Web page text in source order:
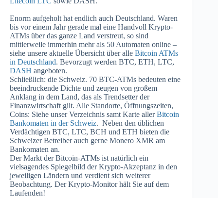
Enorm aufgeholt hat endlich auch Deutschland. Waren
bis vor einem Jahr gerade mal eine Handvoll Krypto-
ATMs über das ganze Land verstreut, so sind
mittlerweile immerhin mehr als 50 Automaten online –
siehe unsere aktuelle Übersicht über alle Bitcoin ATMs
in Deutschland. Bevorzugt werden BTC, ETH, LTC,
DASH angeboten.
Schließlich: die Schweiz. 70 BTC-ATMs bedeuten eine
beeindruckende Dichte und zeugen von großem
Anklang in dem Land, das als Trendsetter der
Finanzwirtschaft gilt. Alle Standorte, Öffnungszeiten,
Coins: Siehe unser Verzeichnis samt Karte allerBitcoin
Bankomaten in der Schweiz. Neben den üblichen
Verdächtigen BTC, LTC, BCH und ETH bieten die
Schweizer Betreiber auch gerne Monero XMR am
Bankomaten an.
Der Markt der Bitcoin-ATMs ist natürlich ein
vielsagendes Spiegelbild der Krypto-Akzeptanz in den
jeweiligen Ländern und verdient sich weiterer
Beobachtung. Der Krypto-Monitor hält Sie auf dem
Laufenden!